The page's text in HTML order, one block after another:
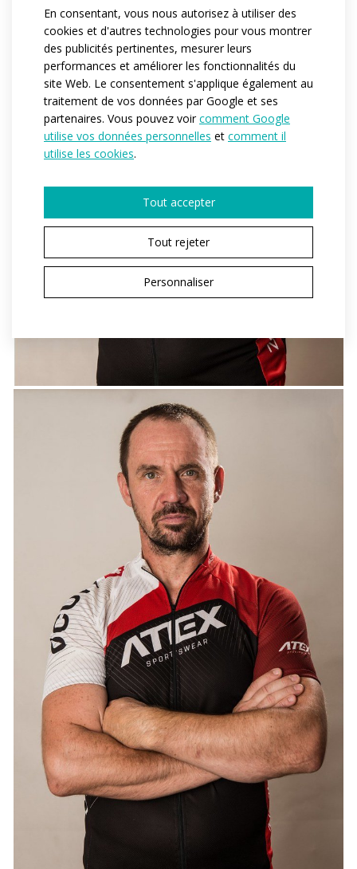
En consentant, vous nous autorisez à utiliser des
cookies et d'autres technologies pour vous montrer
des publicités pertinentes, mesurer leurs
performances et améliorer les fonctionnalités du
site Web. Le consentement s'applique également au
traitement de vos données par Google et ses
partenaires. Vous pouvez voircomment Google
utilise vos données personnelles et comment il
utilise les cookies.
Tout accepter
Tout rejeter
Personnaliser